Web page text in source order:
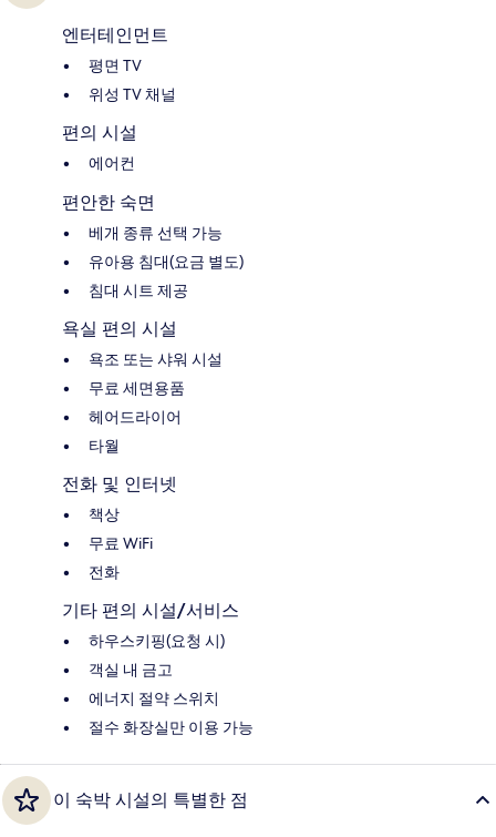
엔터테인먼트
평면 TV
위성 TV 채널
편의 시설
에어컨
편안한 숙면
베개 종류 선택 가능
유아용 침대(요금 별도)
침대 시트 제공
욕실 편의 시설
욕조 또는 샤워 시설
무료 세면용품
헤어드라이어
타월
전화 및 인터넷
책상
무료 WiFi
전화
기타 편의 시설/서비스
하우스키핑(요청 시)
객실 내 금고
에너지 절약 스위치
절수 화장실만 이용 가능
이 숙박 시설의 특별한 점